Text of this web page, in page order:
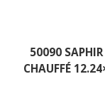
50090
CHAUFFÉ